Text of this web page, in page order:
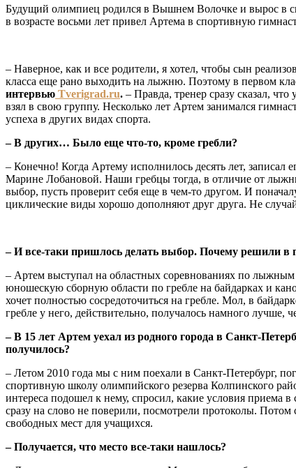
Будущий олимпиец родился в Вышнем Волочке и вырос в
в возрасте восьми лет привел Артема в спортивную
– Наверное, как и все родители, я хотел, чтобы сын
класса еще рано выходить на лыжню. Поэтому в первом
интервью Tverigrad.ru. – Правда, тренер сразу сказал,
взял в свою группу. Несколько лет Артем занимался
успеха в других видах спорта.
– В других… Было еще что-то, кроме гребли?
– Конечно! Когда Артему исполнилось десять лет,
Марине Лобановой. Наши гребцы тогда, в отличие от
выбор, пусть проверит себя еще в чем-то другом. И
циклические виды хорошо дополняют друг друга. Не
– И все-таки пришлось делать выбор. Почему решили в
– Артем выступал на областных соревнованиях по лыжным
юношескую сборную области по гребле на байдарках и
хочет полностью сосредоточиться на гребле. Мол, в
гребле у него, действительно, получалось намного лучше,
– В 15 лет Артем уехал из родного города в Санкт-
получилось?
– Летом 2010 года мы с ним поехали в Санкт-Петербург,
спортивную школу олимпийского резерва Колпинского
интереса подошел к нему, спросил, какие условия приема
сразу на слово не поверили, посмотрели протоколы.
свободных мест для учащихся.
– Получается, что место все-таки нашлось?